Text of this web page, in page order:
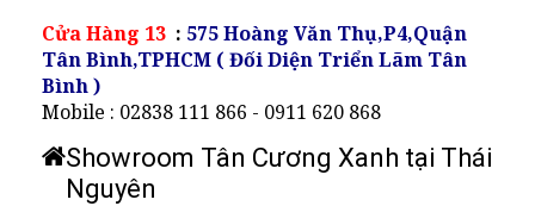
Cửa Hàng 13 : 575 Hoàng Văn Thụ,P4,Quận
Tân Bình,TPHCM ( Đối Diện Triển Lãm Tân
Bình )
Mobile : 02838 111 866 - 0911 620 868
Showroom Tân Cương Xanh tại Thái
Nguyên